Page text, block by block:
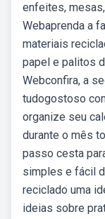
enfeites,
Webaprenda a
materiais
papel e palitos
Webconfira, a
tudogostoso
organize seu
durante o mês
passo cesta
simples e fácil
reciclado uma
ideias sobre